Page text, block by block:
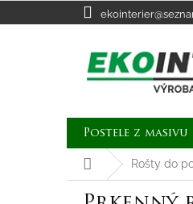
na
Postele z masivu
Domů Rošty do